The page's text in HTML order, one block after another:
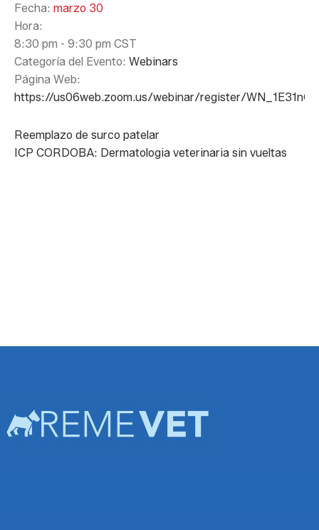
Fecha: marzo 30
Hora:
8:30 pm - 9:30 pm CST
Categoría del Evento: Webinars
Página Web:
https://us06web.zoom.us/webinar/register/
Reemplazo de surco patelar
ICP CORDOBA: Dermatologia veterinaria sin vueltas